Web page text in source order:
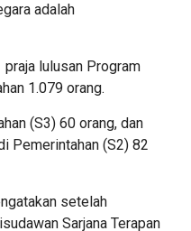
adalah
lulusan Program
1.079 orang.
(S3) 60 orang, dan
Pemerintahan (S2) 82
setelah
Sarjana Terapan